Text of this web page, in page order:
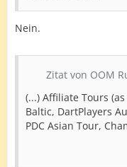
Nein.
Zitat von OOM
(...) Affiliate Tours
Baltic, DartPlayers
PDC Asian Tour,